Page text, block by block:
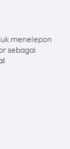
menelepon
sebagai